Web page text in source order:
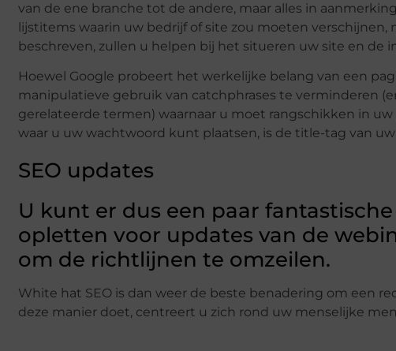
van de ene branche tot de andere, maar alles in
lijstitems waarin uw bedrijf of site zou moeten
beschreven, zullen u helpen bij het situeren uw site en de
Hoewel Google probeert het werkelijke belang van een
manipulatieve gebruik van catchphrases te verminderen
gerelateerde termen) waarnaar u moet rangschikken in
waar u uw wachtwoord kunt plaatsen, is de title-tag van uw
SEO updates
U kunt er dus een paar
opletten voor updates van de
om de richtlijnen te omzeilen.
White hat SEO is dan weer de beste benadering om een
deze manier doet, centreert u zich rond uw menselijke